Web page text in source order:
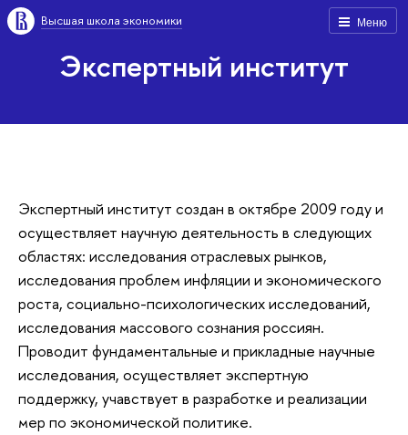
Меню
Высшая школа экономики
Экспертный институт
Экспертный институт cоздан в октябре 2009 году и
осуществляет научную деятельность в следующих
областях: исследования отраслевых рынков,
исследования проблем инфляции и экономического
роста, социально-психологических исследований,
исследования массового сознания россиян.
Проводит фундаментальные и прикладные научные
исследования, осуществляет экспертную
поддержку, учавствует в разработке и реализации
мер по экономической политике.